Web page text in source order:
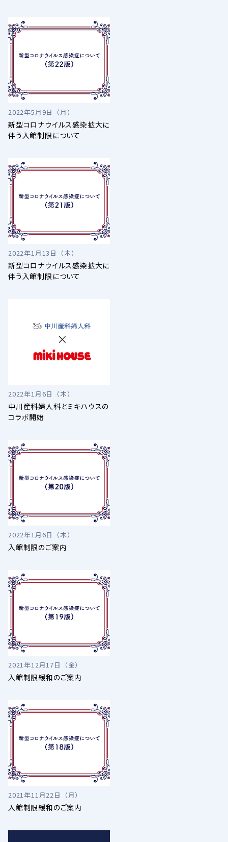
2022年5月9日（月）
新型コロナウイルス感染拡大に
伴う入館制限について
2022年1月13日（木）
新型コロナウイルス感染拡大に
伴う入館制限について
2022年1月6日（木）
中川産科婦人科とミキハウスの
コラボ開始
2022年1月6日（木）
入館制限のご案内
2021年12月17日（金）
入館制限緩和のご案内
2021年11月22日（月）
入館制限緩和のご案内